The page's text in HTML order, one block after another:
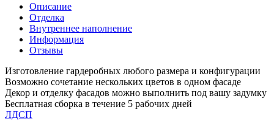
Описание
Отделка
Внутреннее наполнение
Информация
Отзывы
Изготовление гардеробных любого размера и конфигурации
Возможно сочетание нескольких цветов в одном фасаде
Декор и отделку фасадов можно выполнить под вашу задумку
Бесплатная сборка в течение 5 рабочих дней
ЛДСП